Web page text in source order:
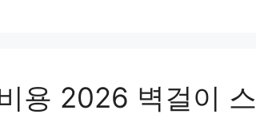
용 2026 벽걸이